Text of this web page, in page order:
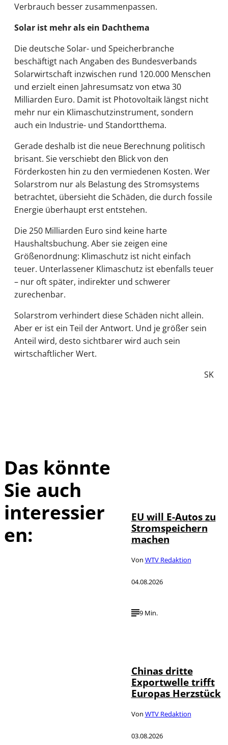
Verbrauch besser zusammenpassen.
Solar ist mehr als ein Dachthema
Die deutsche Solar- und Speicherbranche
beschäftigt nach Angaben des Bundesverbands
Solarwirtschaft inzwischen rund 120.000 Menschen
und erzielt einen Jahresumsatz von etwa 30
Milliarden Euro. Damit ist Photovoltaik längst nicht
mehr nur ein Klimaschutzinstrument, sondern
auch ein Industrie- und Standortthema.
Gerade deshalb ist die neue Berechnung politisch
brisant. Sie verschiebt den Blick von den
Förderkosten hin zu den vermiedenen Kosten. Wer
Solarstrom nur als Belastung des Stromsystems
betrachtet, übersieht die Schäden, die durch fossile
Energie überhaupt erst entstehen.
Die 250 Milliarden Euro sind keine harte
Haushaltsbuchung. Aber sie zeigen eine
Größenordnung: Klimaschutz ist nicht einfach
teuer. Unterlassener Klimaschutz ist ebenfalls teuer
– nur oft später, indirekter und schwerer
zurechenbar.
Solarstrom verhindert diese Schäden nicht allein.
Aber er ist ein Teil der Antwort. Und je größer sein
Anteil wird, desto sichtbarer wird auch sein
wirtschaftlicher Wert.
SK
Das könnte
Sie auch
interessier
en:
EU will E-Autos zu
Stromspeichern
machen
Von WTV Redaktion
04.08.2026
9 Min.
Chinas dritte
Exportwelle trifft
Europas Herzstück
Von WTV Redaktion
03.08.2026